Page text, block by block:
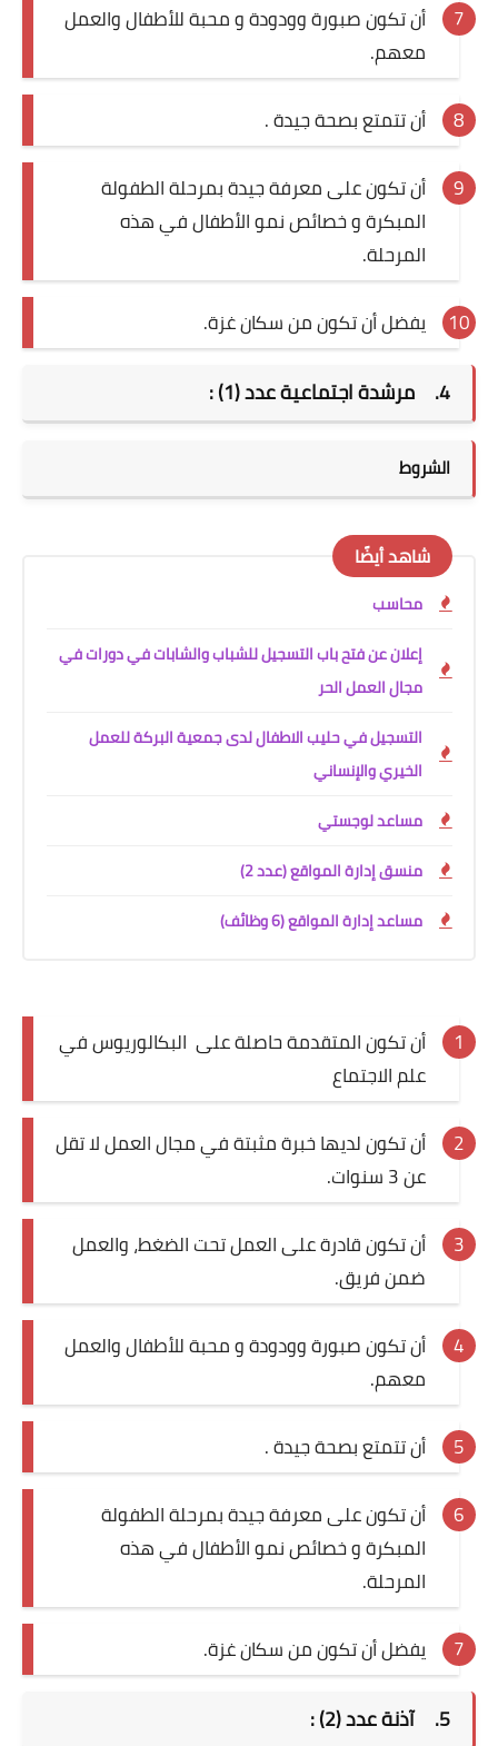
أن تكون صبورة وودودة و محبة للأطفال والعمل
معهم.
أن تتمتع بصحة جيدة .
أن تكون على معرفة جيدة بمرحلة الطفولة
المبكرة و خصائص نمو الأطفال في هذه
المرحلة.
يفضل أن تكون من سكان غزة.
4. مرشدة اجتماعية عدد (1) :
الشروط
شاهد أيضًا
محاسب
إعلان عن فتح باب التسجيل للشباب والشابات في دورات في
مجال العمل الحر
التسجيل في حليب الاطفال لدى جمعية البركة للعمل
الخيري والإنساني
مساعد لوجستي
منسق إدارة المواقع (عدد 2)
مساعد إدارة المواقع (6 وظائف)
أن تكون المتقدمة حاصلة على البكالوريوس في
علم الاجتماع
أن تكون لديها خبرة مثبتة في مجال العمل لا تقل
عن 3 سنوات.
أن تكون قادرة على العمل تحت الضغط، والعمل
ضمن فريق.
أن تكون صبورة وودودة و محبة للأطفال والعمل
معهم.
أن تتمتع بصحة جيدة .
أن تكون على معرفة جيدة بمرحلة الطفولة
المبكرة و خصائص نمو الأطفال في هذه
المرحلة.
يفضل أن تكون من سكان غزة.
5. آذنة عدد (2) :